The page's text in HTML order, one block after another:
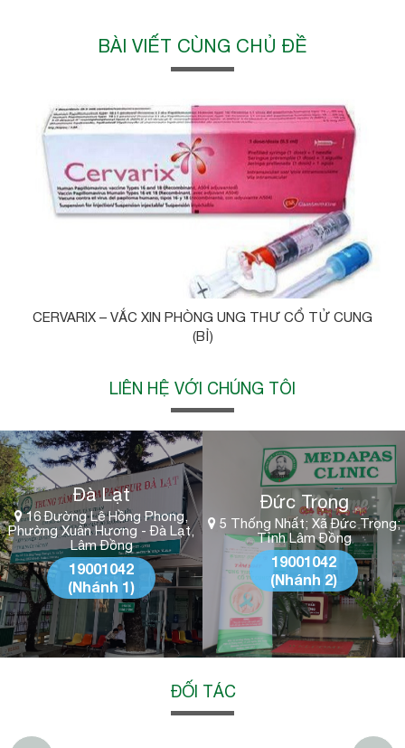
BÀI VIẾT CÙNG CHỦ ĐỀ
CERVARIX – VẮC XIN PHÒNG UNG THƯ CỔ TỬ CUNG
(BỈ)
LIÊN HỆ VỚI CHÚNG TÔI
Đà Lạt
16 Đường Lê Hồng Phong,
Phường Xuân Hương - Đà Lạt,
Lâm Đồng
19001042
(Nhánh 1)
Đức Trọng
5 Thống Nhất; Xã Đức Trọng;
Tỉnh Lâm Đồng
19001042
(Nhánh 2)
ĐỐI TÁC